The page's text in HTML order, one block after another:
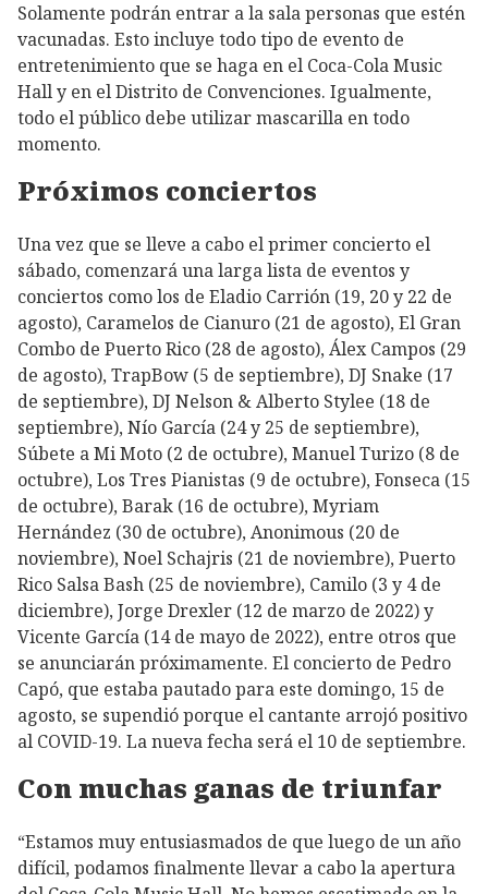
Solamente podrán entrar a la sala personas que estén
vacunadas. Esto incluye todo tipo de evento de
entretenimiento que se haga en el Coca-Cola Music
Hall y en el Distrito de Convenciones. Igualmente,
todo el público debe utilizar mascarilla en todo
momento.
Próximos conciertos
Una vez que se lleve a cabo el primer concierto el
sábado, comenzará una larga lista de eventos y
conciertos como los de Eladio Carrión (19, 20 y 22 de
agosto), Caramelos de Cianuro (21 de agosto), El Gran
Combo de Puerto Rico (28 de agosto), Álex Campos (29
de agosto), TrapBow (5 de septiembre), DJ Snake (17
de septiembre), DJ Nelson & Alberto Stylee (18 de
septiembre), Nío García (24 y 25 de septiembre),
Súbete a Mi Moto (2 de octubre), Manuel Turizo (8 de
octubre), Los Tres Pianistas (9 de octubre), Fonseca (15
de octubre), Barak (16 de octubre), Myriam
Hernández (30 de octubre), Anonimous (20 de
noviembre), Noel Schajris (21 de noviembre), Puerto
Rico Salsa Bash (25 de noviembre), Camilo (3 y 4 de
diciembre), Jorge Drexler (12 de marzo de 2022) y
Vicente García (14 de mayo de 2022), entre otros que
se anunciarán próximamente. El concierto de Pedro
Capó, que estaba pautado para este domingo, 15 de
agosto, se supendió porque el cantante arrojó positivo
al COVID-19. La nueva fecha será el 10 de septiembre.
Con muchas ganas de triunfar
“Estamos muy entusiasmados de que luego de un año
difícil, podamos finalmente llevar a cabo la apertura